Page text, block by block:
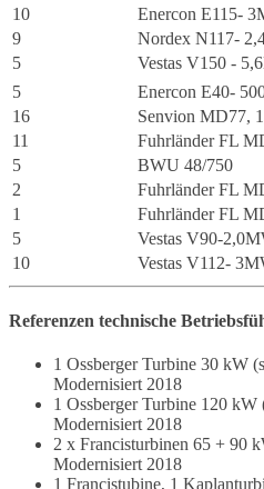
10
Enercon E115-
9
Nordex N117-
5
Vestas V150 -
5
Enercon E40-
16
Senvion MD77,
11
Fuhrländer FL
5
BWU 48/750
2
Fuhrländer FL
1
Fuhrländer FL
5
Vestas V90-
10
Vestas V112-
Referenzen technische
1 Ossberger Turbine 30 kW
Modernisiert 2018
1 Ossberger Turbine 120 kW
Modernisiert 2018
2 x Francisturbinen 65 + 90
Modernisiert 2018
1 Francistubine, 1